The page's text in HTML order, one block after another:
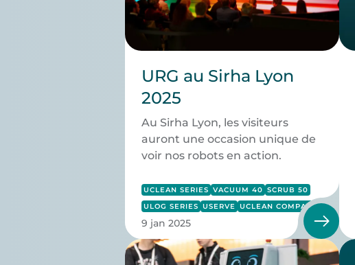
URG au Sirha Lyon
2025
Au Sirha Lyon, les visiteurs
auront une occasion unique de
voir nos robots en action.
UCLEAN SERIES VACUUM 40 SCRUB 50
ULOG SERIES USERVE UCLEAN COMPACT
9 jan 2025